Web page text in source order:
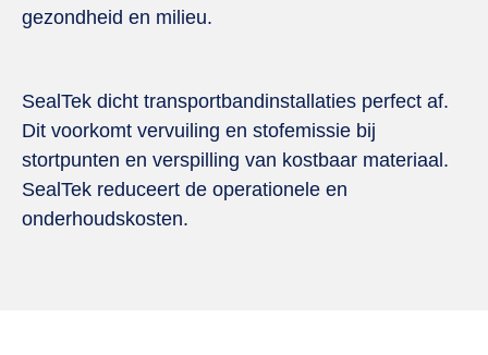
gezondheid en milieu.
SealTek dicht transportbandinstallaties perfect af.
Dit voorkomt vervuiling en stofemissie bij
stortpunten en verspilling van kostbaar materiaal.
SealTek reduceert de operationele en
onderhoudskosten.